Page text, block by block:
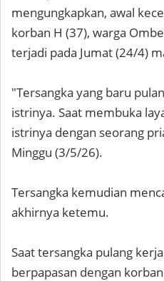
mengungkapkan, awal
korban H (37), warga
terjadi pada Jumat (24/4)
"Tersangka yang baru
istrinya. Saat membuka
istrinya dengan seorang
Minggu (3/5/26).
Tersangka kemudian
akhirnya ketemu.
Saat tersangka pulang
berpapasan dengan